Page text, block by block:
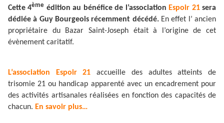
Cette 4ème édition au bénéfice de l’association Espoir 21sera
dédiée à Guy Bourgeois récemment décédé.En effet l’ ancien
propriétaire du Bazar Saint-Joseph était à l’origine de cet
évènement caritatif.
L’association Espoir 21 accueille des adultes atteints de
trisomie 21 ou handicap apparenté avec un encadrement pour
des activités artisanales réalisées en fonction des capacités de
chacun. En savoir plus…